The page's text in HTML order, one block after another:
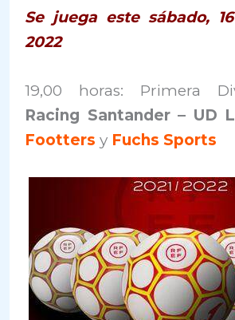
Se juega este sábado,
2022
19,00 horas: Primera
Racing Santander – UD
Footters y Fuchs Sports